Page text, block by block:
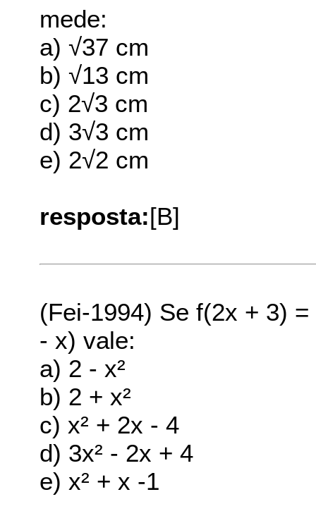
mede:
a) √37 cm
b) √13 cm
c) 2√3 cm
d) 3√3 cm
e) 2√2 cm
resposta:[B]
(Fei-1994) Se f(2x + 3)
- x) vale:
a) 2 - x²
b) 2 + x²
c) x² + 2x - 4
d) 3x² - 2x + 4
e) x² + x -1